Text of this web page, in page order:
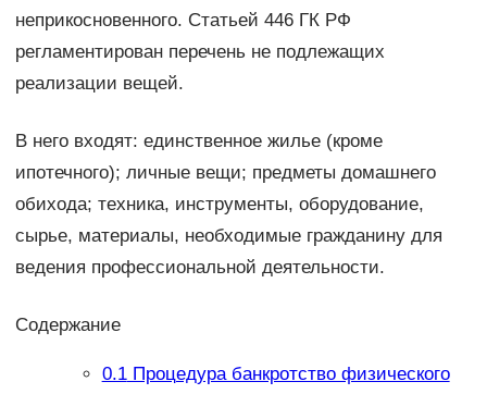
неприкосновенного. Статьей 446 ГК РФ
регламентирован перечень не подлежащих
реализации вещей.
В него входят: единственное жилье (кроме
ипотечного); личные вещи; предметы домашнего
обихода; техника, инструменты, оборудование,
сырье, материалы, необходимые гражданину для
ведения профессиональной деятельности.
Содержание
0.1Процедура банкротство физического